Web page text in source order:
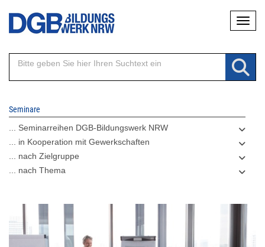
Direkt
Inhalt
Seminare
... Seminarreihen DGB-Bildungswerk NRW
... in Kooperation mit Gewerkschaften
... nach Zielgruppe
... nach Thema